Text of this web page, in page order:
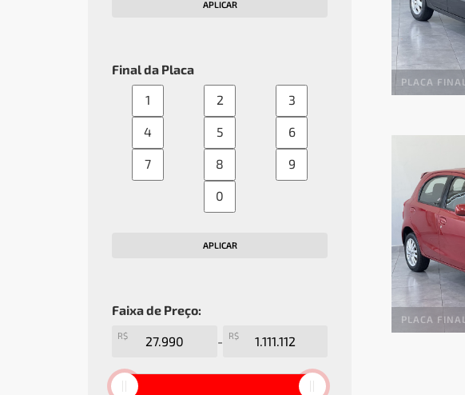
APLICAR
Final da Placa
1
2 3
4 5 6
7 8 9
0
APLICAR
Faixa de Preço:
R$ - R$
PLACA FINAL
PLACA FINAL